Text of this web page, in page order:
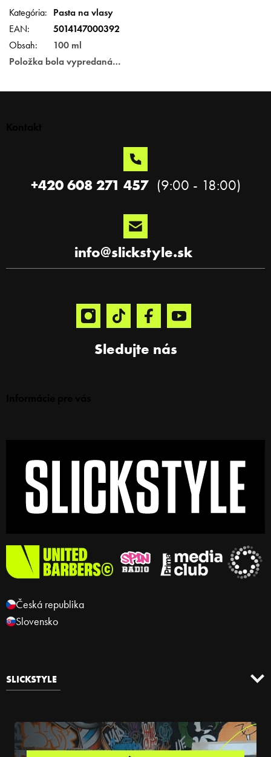
Kategória:
Pasta na vlasy
EAN:
5014147000392
Obsah:
100 ml
Položka bola vypredaná…
Sledujte nás
info@slickstyle.sk
+420 608 271 457
Česká republika
Slovensko
SLICKSTYLE